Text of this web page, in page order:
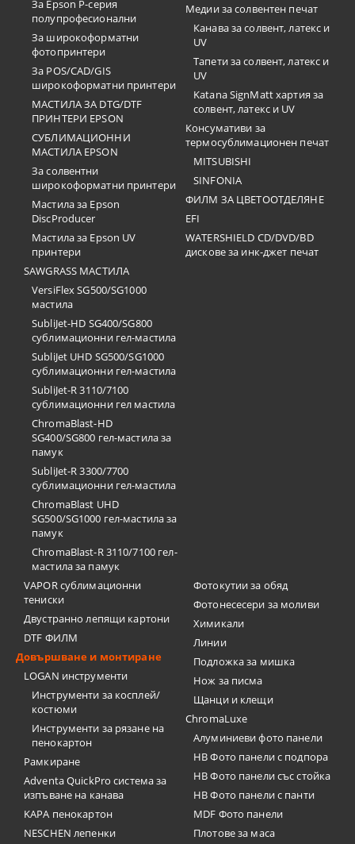
За Epson P-серия
полупрофесионални
За широкоформатни
фотопринтери
За POS/CAD/GIS
широкоформатни принтери
МАСТИЛА ЗА DTG/DTF
ПРИНТЕРИ EPSON
СУБЛИМАЦИОННИ
МАСТИЛА EPSON
За солвентни
широкоформатни принтери
Мастила за Epson
DiscProducer
Мастила за Epson UV
принтери
SAWGRASS МАСТИЛА
VersiFlex SG500/SG1000
мастила
SubliJet-HD SG400/SG800
сублимационни гел-мастила
SubliJet UHD SG500/SG1000
сублимационни гел-мастила
SubliJet-R 3110/7100
сублимационни гел мастила
ChromaBlast-HD
SG400/SG800 гел-мастила за
памук
SubliJet-R 3300/7700
сублимационни гел-мастила
ChromaBlast UHD
SG500/SG1000 гел-мастила за
памук
ChromaBlast-R 3110/7100 гел-
мастила за памук
Медии за солвентен печат
Канава за солвент, латекс и
UV
Тапети за солвент, латекс и
UV
Katana SignMatt хартия за
солвент, латекс и UV
Консумативи за
термосублимационен печат
MITSUBISHI
SINFONIA
ФИЛМ ЗА ЦВЕТООТДЕЛЯНЕ
EFI
WATERSHIELD CD/DVD/BD
дискове за инк-джет печат
VAPOR сублимационни
тениски
Двустранно лепящи картони
DTF ФИЛМ
Довършване и монтиране
LOGAN инструменти
Инструменти за косплей/
костюми
Инструменти за рязане на
пенокартон
Рамкиране
Adventa QuickPro система за
изпъване на канава
KAPA пенокартон
NESCHEN лепенки
Фотокутии за обяд
Фотонесесери за моливи
Химикали
Линии
Подложка за мишка
Нож за писма
Щанци и клещи
ChromaLuxe
Алуминиеви фото панели
HB Фото панели с подпора
HB Фото панели със стойка
HB Фото панели с панти
MDF Фото панели
Плотове за маса